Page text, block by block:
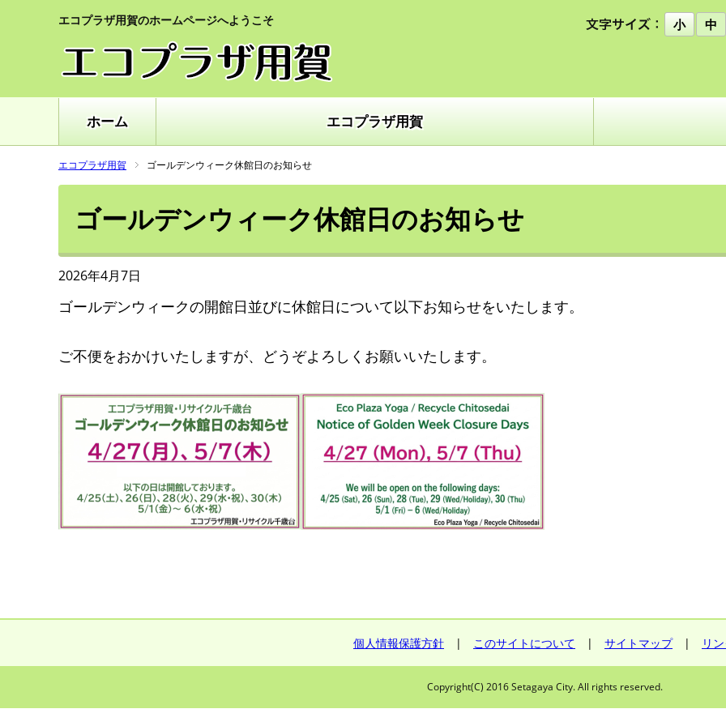
エコプラザ用賀のホームページへようこそ 小 中
ホーム エコプラザ用賀
エコプラザ用賀 ゴールデンウィーク休館日のお知らせ
ゴールデンウィーク休館日のお知らせ
2026年4月7日
ゴールデンウィークの開館日並びに休館日について以下お知らせをいたします。
ご不便をおかけいたしますが、どうぞよろしくお願いいたします。
個人情報保護方針 | このサイトについて | サイトマップ| リ
Copyright(C) 2016 Setagaya City. All rights reserved.